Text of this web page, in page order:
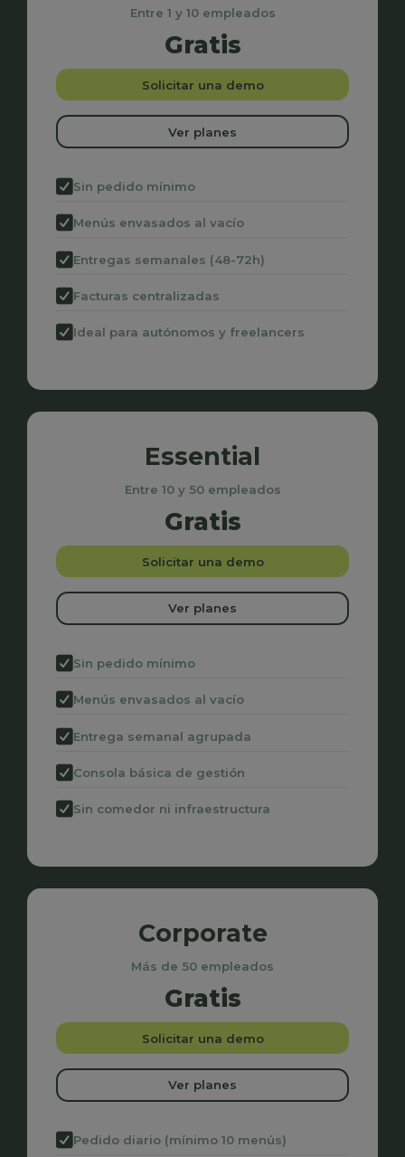
Entre 1 y 10 empleados
Gratis
Solicitar una demo
Ver planes
Sin pedido mínimo
Menús envasados al vacío
Entregas semanales (48-72h)
Facturas centralizadas
Ideal para autónomos y freelancers
Essential
Entre 10 y 50 empleados
Gratis
Solicitar una demo
Ver planes
Sin pedido mínimo
Menús envasados al vacío
Entrega semanal agrupada
Consola básica de gestión
Sin comedor ni infraestructura
Corporate
Más de 50 empleados
Gratis
Solicitar una demo
Ver planes
Pedido diario (mínimo 10 menús)